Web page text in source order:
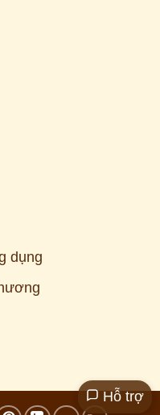
dụng
Hỗ trợ